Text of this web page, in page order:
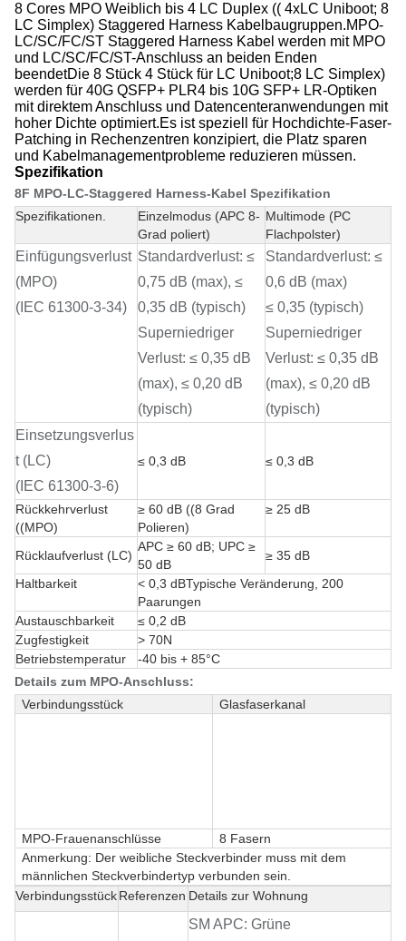
8 Cores MPO Weiblich bis 4 LC Duplex (( 4xLC Uniboot; 8
LC Simplex) Staggered Harness Kabelbaugruppen.MPO-
LC/SC/FC/ST Staggered Harness Kabel werden mit MPO
und LC/SC/FC/ST-Anschluss an beiden Enden
beendetDie 8 Stück 4 Stück für LC Uniboot;8 LC Simplex)
werden für 40G QSFP+ PLR4 bis 10G SFP+ LR-Optiken
mit direktem Anschluss und Datencenteranwendungen mit
hoher Dichte optimiert.Es ist speziell für Hochdichte-Faser-
Patching in Rechenzentren konzipiert, die Platz sparen
und Kabelmanagementprobleme reduzieren müssen.
Spezifikation
8F MPO-LC-Staggered Harness-Kabel Spezifikation
Spezifikationen.
Einzelmodus (APC 8-
Grad poliert)
Multimode (PC
Flachpolster)
Einfügungsverlust
(MPO)
(IEC 61300-3-34)
Standardverlust: ≤
0,75 dB (max), ≤
0,35 dB (typisch)
Superniedriger
Verlust: ≤ 0,35 dB
(max), ≤ 0,20 dB
(typisch)
Standardverlust: ≤
0,6 dB (max)
≤ 0,35 (typisch)
Superniedriger
Verlust: ≤ 0,35 dB
(max), ≤ 0,20 dB
(typisch)
Einsetzungsverlus
t (LC)
(IEC 61300-3-6)
≤ 0,3 dB ≤ 0,3 dB
Rückkehrverlust
((MPO)
≥ 60 dB ((8 Grad
Polieren)
≥ 25 dB
Rücklaufverlust (LC)
APC ≥ 60 dB; UPC ≥
50 dB
≥ 35 dB
Haltbarkeit
< 0,3 dBTypische Veränderung, 200
Paarungen
Austauschbarkeit
≤ 0,2 dB
Zugfestigkeit
> 70N
Betriebstemperatur
-40 bis + 85°C
Details zum MPO-Anschluss:
Verbindungsstück
Glasfaserkanal
MPO-Frauenanschlüsse
8 Fasern
Anmerkung: Der weibliche Steckverbinder muss mit dem
männlichen Steckverbindertyp verbunden sein.
VerbindungsstückReferenzen Details zur Wohnung
SM APC: Grüne